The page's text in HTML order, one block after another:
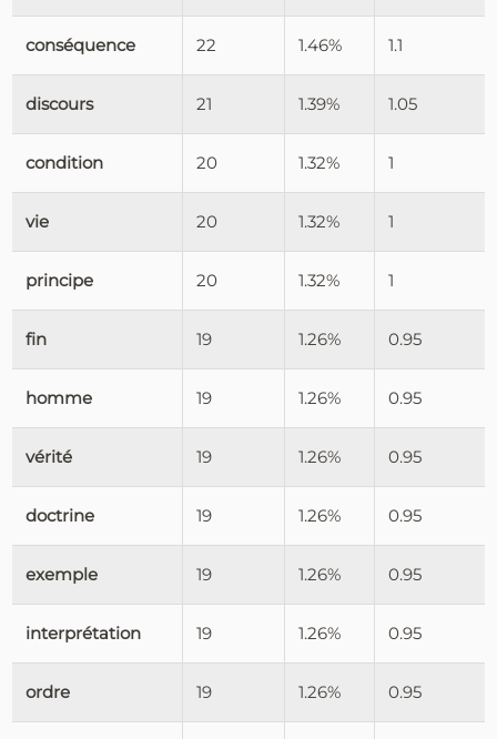
conséquence 22 1.46% 1.1
discours 21 1.39% 1.05
condition 20 1.32% 1
vie 20 1.32% 1
principe 20 1.32% 1
fin 19 1.26% 0.95
homme 19 1.26% 0.95
vérité 19 1.26% 0.95
doctrine 19 1.26% 0.95
exemple 19 1.26% 0.95
interprétation 19 1.26% 0.95
ordre 19 1.26% 0.95